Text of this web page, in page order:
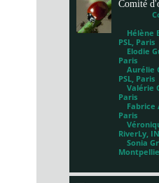
Comité
Hélène
PSL, Paris
Elodie
Paris
Aurélie
PSL, Paris
Valérie
Paris
Fabrice
Paris
RiverLy,
Sonia